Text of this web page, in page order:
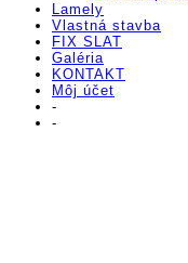
Lamely
Vlastná stavba
FIX SLAT
Galéria
KONTAKT
Môj účet
-
-